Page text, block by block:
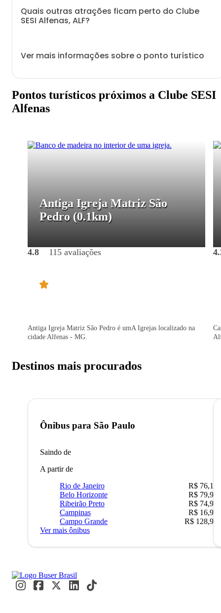
Quais outras atrações ficam perto do Clube
SESI Alfenas, ALF?
Ver mais informações sobre o ponto turístico
Pontos turísticos próximos a Clube SESI
Alfenas
Antiga Igreja Matriz São
Pedro (0.1km)
4.8 115 avaliações
Antiga Igreja Matriz São Pedro é umA Igrejas localizado na
cidade Alfenas - MG.
Destinos mais procurados
Ônibus para São Paulo
Saindo de
A partir de
Rio de Janeiro
R$ 76,10
Belo Horizonte
R$ 79,99
Ribeirão Preto
R$ 74,90
Campinas
R$ 16,90
Campo Grande
R$ 128,90
Ver mais ônibus